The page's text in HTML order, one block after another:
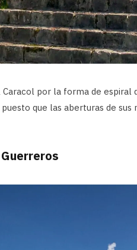
por la forma de espiral
que las aberturas de sus